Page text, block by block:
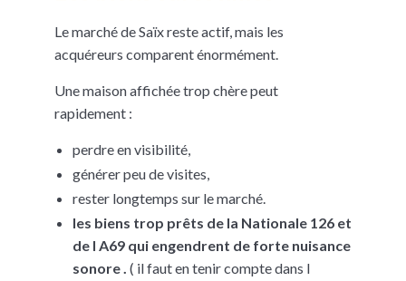
Le marché de Saïx reste actif, mais les
acquéreurs comparent énormément.
Une maison affichée trop chère peut
rapidement :
perdre en visibilité,
générer peu de visites,
rester longtemps sur le marché.
les biens trop prêts de la Nationale 126 et
de l A69 qui engendrent de forte nuisance
sonore . ( il faut en tenir compte dans l